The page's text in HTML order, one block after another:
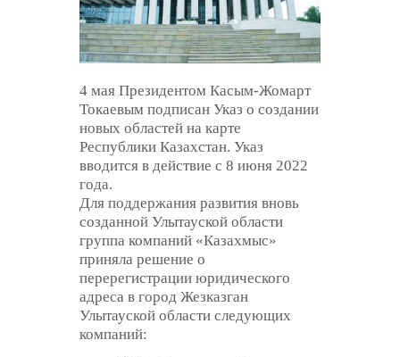
4 мая Президентом Касым-Жомарт
Токаевым подписан Указ о создании
новых областей на карте
Республики Казахстан. Указ
вводится в действие с 8 июня 2022
года.
Для поддержания развития вновь
созданной Улытауской области
группа компаний «Казахмыс»
приняла решение о
перерегистрации юридического
адреса в город Жезказган
Улытауской области следующих
компаний: